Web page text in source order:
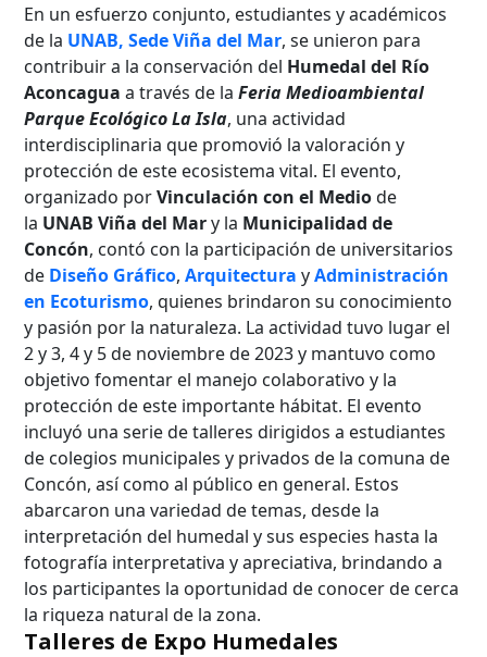
En un esfuerzo conjunto, estudiantes y académicos
de la UNAB, Sede Viña del Mar, se unieron para
contribuir a la conservación del Humedal del Río
Aconcagua a través de laFeria Medioambiental
Parque Ecológico La Isla, una actividad
interdisciplinaria que promovió la valoración y
protección de este ecosistema vital. El evento,
organizado porVinculación con el Mediode
la UNAB Viña del Mary la Municipalidad de
Concón, contó con la participación de universitarios
de Diseño Gráfico,Arquitectura yAdministración
en Ecoturismo, quienes brindaron su conocimiento
y pasión por la naturaleza. La actividad tuvo lugar el
2 y 3, 4 y 5 de noviembre de 2023 y mantuvo como
objetivo fomentar el manejo colaborativo y la
protección de este importante hábitat. El evento
incluyó una serie de talleres dirigidos a estudiantes
de colegios municipales y privados de la comuna de
Concón, así como al público en general. Estos
abarcaron una variedad de temas, desde la
interpretación del humedal y sus especies hasta la
fotografía interpretativa y apreciativa, brindando a
los participantes la oportunidad de conocer de cerca
la riqueza natural de la zona.
Talleres de Expo Humedales